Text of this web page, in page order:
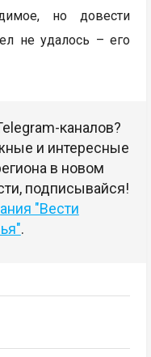
но довести
не удалось – его
каналов?
и интересные
в новом
подписывайся!
"Вести
.